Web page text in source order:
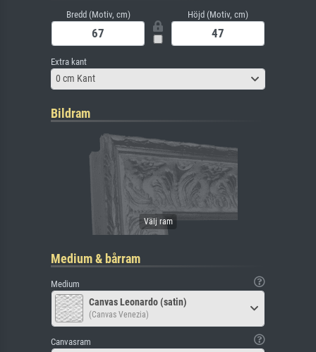
Bredd (Motiv, cm) Höjd (Motiv, cm)
Extra kant
0 cm Kant
Bildram
Medium & bårram
Medium
Canvas Leonardo (satin)
(Canvas Venezia)
Canvasram